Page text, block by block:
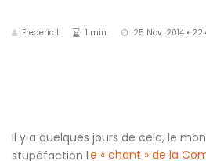
Frederic L. 1 min. 25 Nov. 2014 •
Il y a quelques jours de cela, le
stupéfaction le « chant » de la